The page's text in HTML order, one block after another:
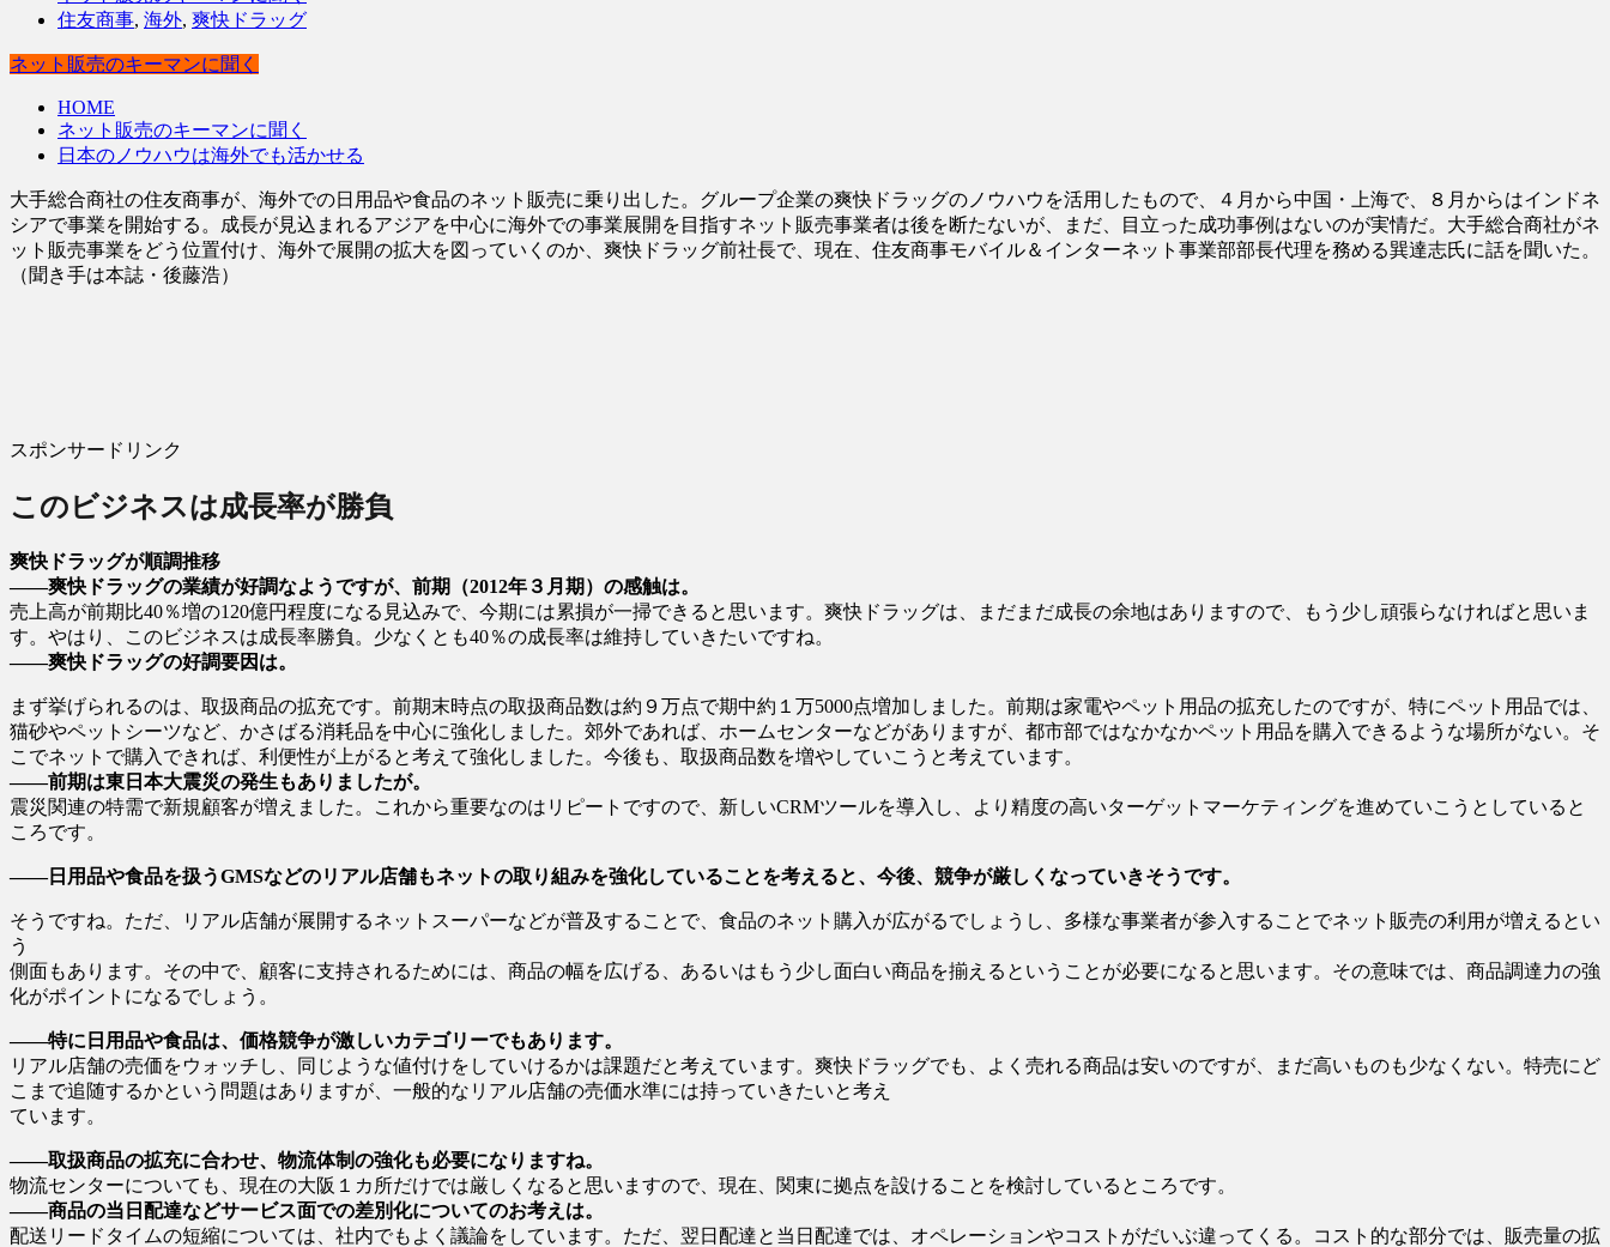
住友商事, 海外, 爽快ドラッグ
ネット販売のキーマンに聞く
HOME
ネット販売のキーマンに聞く
日本のノウハウは海外でも活かせる
大手総合商社の住友商事が、海外での日用品や食品のネット販売に乗り出した。グループ企業の爽快ドラッグのノウハウを活用したもので、４月から中国・上海で、８月からはインドネ
シアで事業を開始する。成長が見込まれるアジアを中心に海外での事業展開を目指すネット販売事業者は後を断たないが、まだ、目立った成功事例はないのが実情だ。大手総合商社がネ
ット販売事業をどう位置付け、海外で展開の拡大を図っていくのか、爽快ドラッグ前社長で、現在、住友商事モバイル＆インターネット事業部部長代理を務める巽達志氏に話を聞いた。
（聞き手は本誌・後藤浩）
スポンサードリンク
このビジネスは成長率が勝負
爽快ドラッグが順調推移
――爽快ドラッグの業績が好調なようですが、前期（2012年３月期）の感触は。
売上高が前期比40％増の120億円程度になる見込みで、今期には累損が一掃できると思います。爽快ドラッグは、まだまだ成長の余地はありますので、もう少し頑張らなければと思いま
す。やはり、このビジネスは成長率勝負。少なくとも40％の成長率は維持していきたいですね。
――爽快ドラッグの好調要因は。
まず挙げられるのは、取扱商品の拡充です。前期末時点の取扱商品数は約９万点で期中約１万5000点増加しました。前期は家電やペット用品の拡充したのですが、特にペット用品では、
猫砂やペットシーツなど、かさばる消耗品を中心に強化しました。郊外であれば、ホームセンターなどがありますが、都市部ではなかなかペット用品を購入できるような場所がない。そ
こでネットで購入できれば、利便性が上がると考えて強化しました。今後も、取扱商品数を増やしていこうと考えています。
――前期は東日本大震災の発生もありましたが。
震災関連の特需で新規顧客が増えました。これから重要なのはリピートですので、新しいCRMツールを導入し、より精度の高いターゲットマーケティングを進めていこうとしていると
ころです。
――日用品や食品を扱うGMSなどのリアル店舗もネットの取り組みを強化していることを考えると、今後、競争が厳しくなっていきそうです。
そうですね。ただ、リアル店舗が展開するネットスーパーなどが普及することで、食品のネット購入が広がるでしょうし、多様な事業者が参入することでネット販売の利用が増えるとい
う
側面もあります。その中で、顧客に支持されるためには、商品の幅を広げる、あるいはもう少し面白い商品を揃えるということが必要になると思います。その意味では、商品調達力の強
化がポイントになるでしょう。
――特に日用品や食品は、価格競争が激しいカテゴリーでもあります。
リアル店舗の売価をウォッチし、同じような値付けをしていけるかは課題だと考えています。爽快ドラッグでも、よく売れる商品は安いのですが、まだ高いものも少なくない。特売にど
こまで追随するかという問題はありますが、一般的なリアル店舗の売価水準には持っていきたいと考え
ています。
――取扱商品の拡充に合わせ、物流体制の強化も必要になりますね。
物流センターについても、現在の大阪１カ所だけでは厳しくなると思いますので、現在、関東に拠点を設けることを検討しているところです。
――商品の当日配達などサービス面での差別化についてのお考えは。
配送リードタイムの短縮については、社内でもよく議論をしています。ただ、翌日配達と当日配達では、オペレーションやコストがだいぶ違ってくる。コスト的な部分では、販売量の拡